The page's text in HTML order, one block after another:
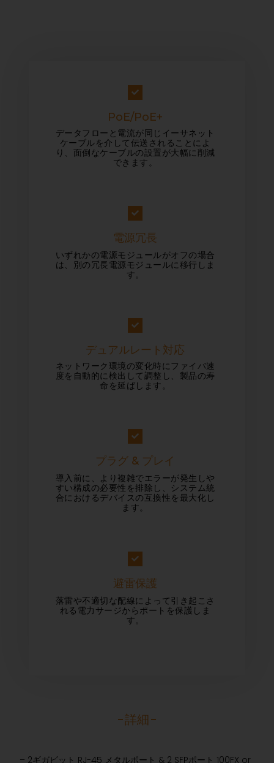
PoE/PoE+
データフローと電流が同じイーサネット
ケーブルを介して伝送されることによ
り、面倒なケーブルの設置が大幅に削減
できます。
電源冗長
いずれかの電源モジュールがオフの場合
は、別の冗長電源モジュールに移行しま
す。
デュアルレート対応
ネットワーク環境の変化時にファイバ速
度を自動的に検出して調整し、製品の寿
命を延ばします。
プラグ & プレイ
導入前に、より複雑でエラーが発生しや
すい構成の必要性を排除し、システム統
合におけるデバイスの互換性を最大化し
ます。
避雷保護
落雷や不適切な配線によって引き起こさ
れる電力サージからポートを保護しま
す。
-詳細-
– 2ギガビット RJ-45 メタルポート & 2 SFPポート 100FX or